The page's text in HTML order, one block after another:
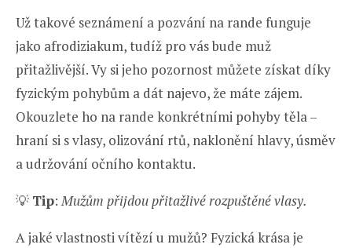
Už takové seznámení a pozvání na rande funguje
jako afrodiziakum, tudíž pro vás bude muž
přitažlivější. Vy si jeho pozornost můžete získat díky
fyzickým pohybům a dát najevo, že máte zájem.
Okouzlete ho na rande konkrétními pohyby těla –
hraní si s vlasy, olizování rtů, naklonění hlavy, úsměv
a udržování očního kontaktu.
💡 Tip:Mužům přijdou přitažlivé rozpuštěné vlasy.
A jaké vlastnosti vítězí u mužů? Fyzická krása je